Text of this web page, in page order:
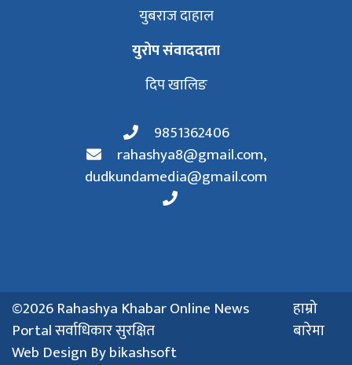
युबराज दाहाल
युरोप संवाददाता
दिप खालिङ
9851362406
rahashya8@gmail.com,
dudkundamedia@gmail.com
©2026 Rahashya Khabar Online News
Portal सर्वाधिकार सुरक्षित
हाम्रो
बारेमा
Web Design Bybikashsoft